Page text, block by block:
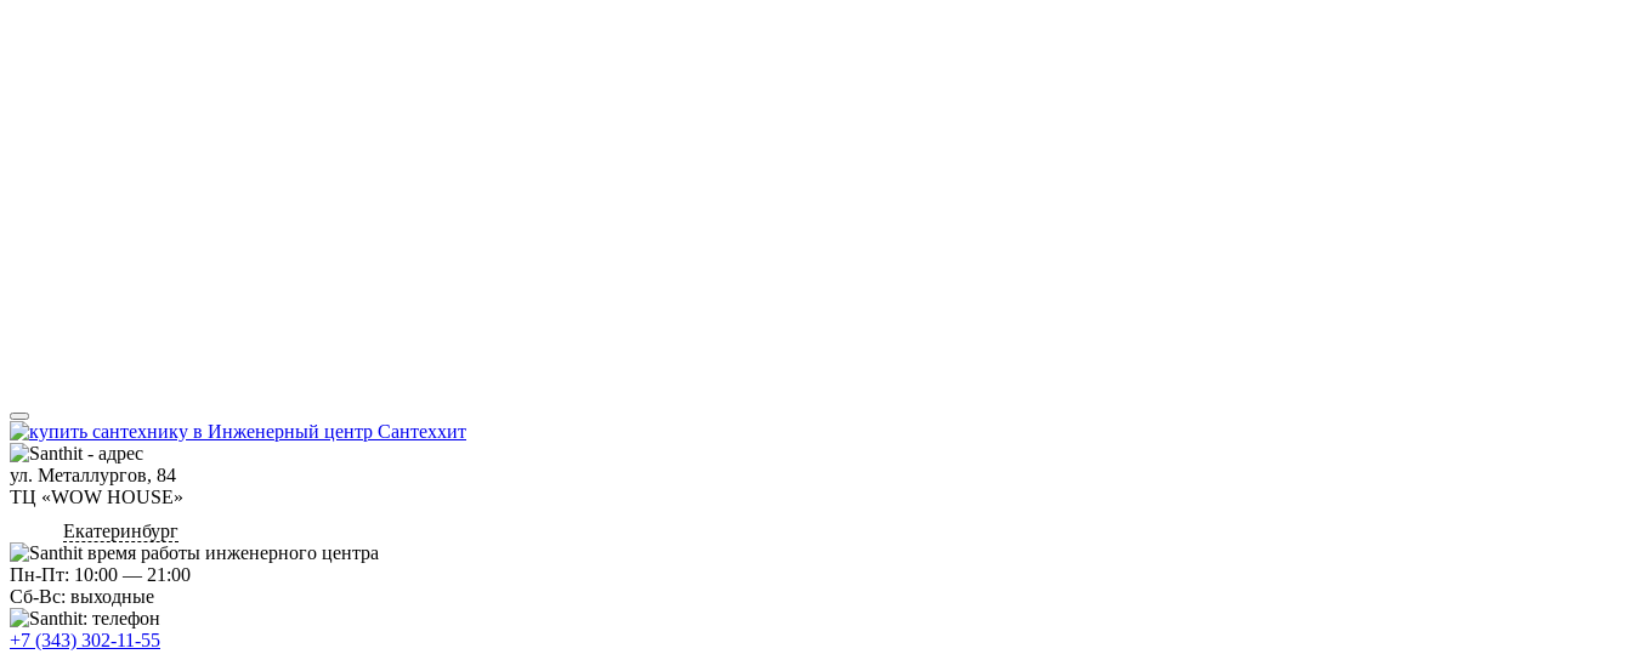
ул. Металлургов, 84
ТЦ «WOW HOUSE»
Екатеринбург
Пн-Пт: 10:00 — 21:00
Сб-Вс: выходные
+7 (343) 302-11-55